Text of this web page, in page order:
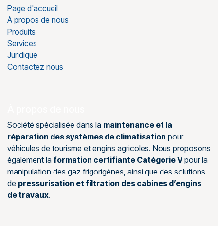
Page d'accueil
À propos de nous
Produits
Services
Juridique
Contactez nous
Société spécialisée dans la maintenance et la
réparation des systèmes de climatisation pour
véhicules de tourisme et engins agricoles. Nous proposons
également la formation certifiante Catégorie Vpour la
manipulation des gaz frigorigènes, ainsi que des solutions
de pressurisation et filtration des cabines d’engins
de travaux.